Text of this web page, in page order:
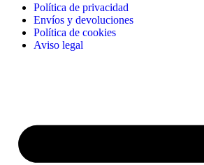
Política de privacidad
Envíos y devoluciones
Política de cookies
Aviso legal